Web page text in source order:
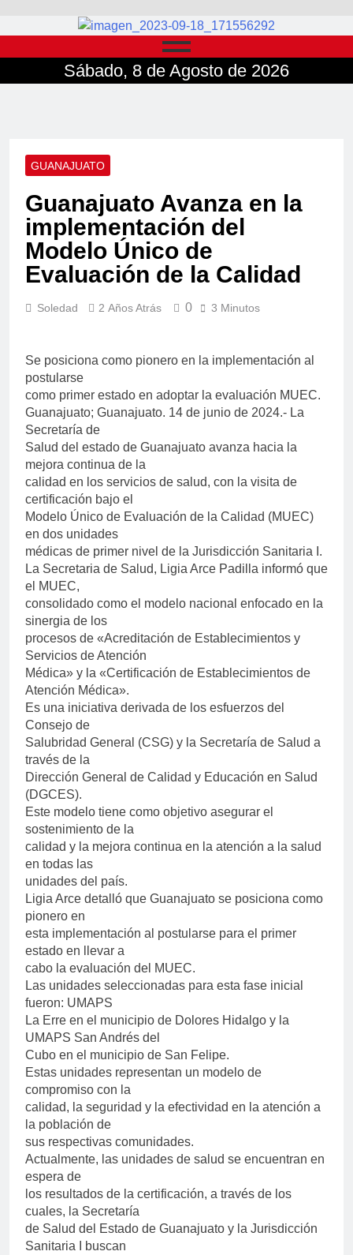
Sábado, 8 de Agosto de 2026
GUANAJUATO
Guanajuato Avanza en la
implementación del
Modelo Único de
Evaluación de la Calidad
Soledad 2 Años Atrás 0 3 Minutos
Se posiciona como pionero en la implementación al
postularse
como primer estado en adoptar la evaluación MUEC.
Guanajuato; Guanajuato. 14 de junio de 2024.- La
Secretaría de
Salud del estado de Guanajuato avanza hacia la
mejora continua de la
calidad en los servicios de salud, con la visita de
certificación bajo el
Modelo Único de Evaluación de la Calidad (MUEC)
en dos unidades
médicas de primer nivel de la Jurisdicción Sanitaria I.
La Secretaria de Salud, Ligia Arce Padilla informó que
el MUEC,
consolidado como el modelo nacional enfocado en la
sinergia de los
procesos de «Acreditación de Establecimientos y
Servicios de Atención
Médica» y la «Certificación de Establecimientos de
Atención Médica».
Es una iniciativa derivada de los esfuerzos del
Consejo de
Salubridad General (CSG) y la Secretaría de Salud a
través de la
Dirección General de Calidad y Educación en Salud
(DGCES).
Este modelo tiene como objetivo asegurar el
sostenimiento de la
calidad y la mejora continua en la atención a la salud
en todas las
unidades del país.
Ligia Arce detalló que Guanajuato se posiciona como
pionero en
esta implementación al postularse para el primer
estado en llevar a
cabo la evaluación del MUEC.
Las unidades seleccionadas para esta fase inicial
fueron: UMAPS
La Erre en el municipio de Dolores Hidalgo y la
UMAPS San Andrés del
Cubo en el municipio de San Felipe.
Estas unidades representan un modelo de
compromiso con la
calidad, la seguridad y la efectividad en la atención a
la población de
sus respectivas comunidades.
Actualmente, las unidades de salud se encuentran en
espera de
los resultados de la certificación, a través de los
cuales, la Secretaría
de Salud del Estado de Guanajuato y la Jurisdicción
Sanitaria I buscan